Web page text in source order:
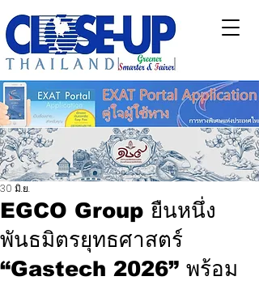
EGCO Group ยืนหนึ่ง
พันธมิตรยุทธศาสตร์
“Gastech 2026” พร้อม
30 มิ.ย.